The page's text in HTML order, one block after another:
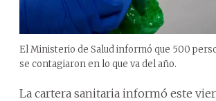
El Ministerio de Salud informó que 500
se contagiaron en lo que va del año.
La cartera sanitaria informó este